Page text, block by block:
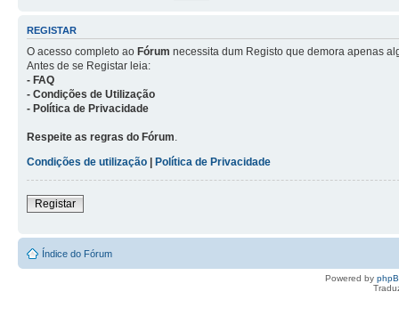
REGISTAR
O acesso completo ao Fórum necessita dum Registo que demora apenas
Antes de se Registar leia:
- FAQ
- Condições de Utilização
- Política de Privacidade
Respeite as regras do Fórum
Condições de utilização | Política de Privacidade
Registar
Índice do Fórum
Powered by